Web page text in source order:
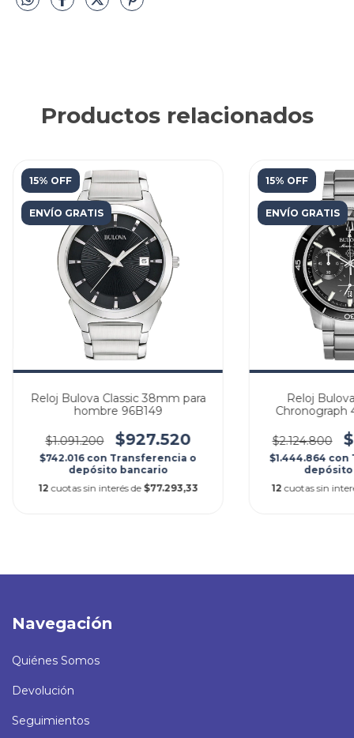
Productos relacionados
15% OFF
ENVÍO GRATIS
Reloj Bulova Classic 38mm para
hombre 96B149
$1.091.200 $927.520
$742.016 con Transferencia o
depósito bancario
12 cuotas sin interés de $77.293,33
15% OFF
ENVÍO GRATIS
Reloj
Chronograph
$2.124.800
$1.444.864 con
12 cuotas sin
Navegación
Quiénes Somos
Devolución
Seguimientos